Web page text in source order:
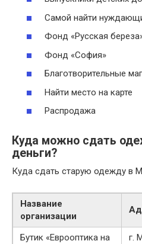
Самой найти
Фонд «Русская
Фонд «София»
Благотворительные
Найти место на карте
Распродажа
Куда можно сдать
деньги?
Куда сдать старую одежду в
Название
организации
Бутик «Еврооптика на
г.